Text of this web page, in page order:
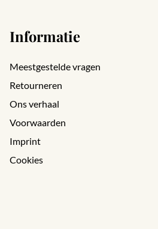
Informatie
Meestgestelde vragen
Retourneren
Ons verhaal
Voorwaarden
Imprint
Cookies